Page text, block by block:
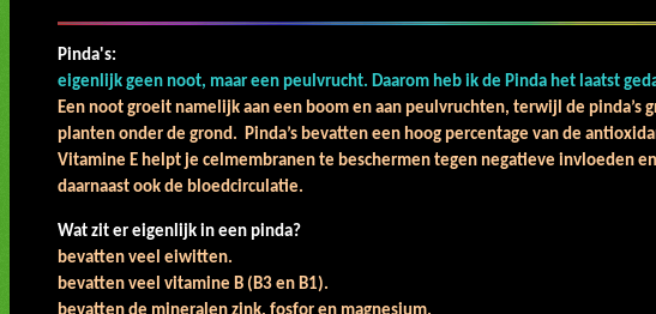
Pinda's:
eigenlijk geen noot, maar een peulvrucht. Daarom heb ik de Pinda het laatst
Een noot groeit namelijk aan een boom en aan peulvruchten, terwijl de pinda’s
planten onder de grond. Pinda’s bevatten een hoog percentage van de
Vitamine E helpt je celmembranen te beschermen tegen negatieve invloeden
daarnaast ook de bloedcirculatie.
Wat zit er eigenlijk in een pinda?
bevatten veel eiwitten.
bevatten veel vitamine B (B3 en B1).